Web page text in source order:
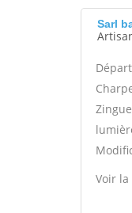
Sarl
Voir